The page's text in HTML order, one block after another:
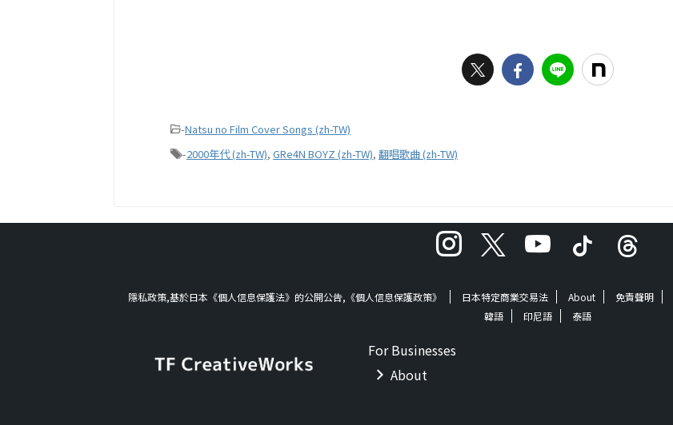
-Natsu no Film Cover Songs (zh-TW)
-2000年代 (zh-TW), GRe4N BOYZ (zh-TW), 翻唱歌曲 (zh-TW)
隱私政策,基於日本《個人信息保護法》的公開公告,《個人信息保護政策》 日本特定商業交易法 About 免責聲明
韓語
印尼語 泰語
For Businesses
About